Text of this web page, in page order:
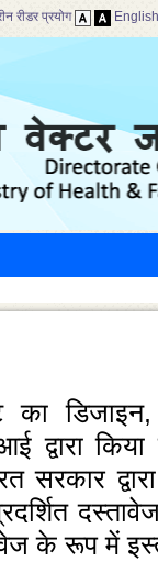
रीडर प्रयोग English
का
द्वारा
सरकार
के रूप में